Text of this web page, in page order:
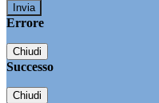
Errore
Chiudi
Successo
Chiudi